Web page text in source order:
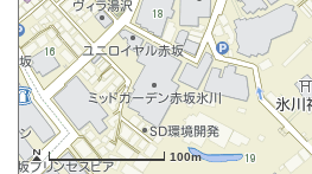
100m